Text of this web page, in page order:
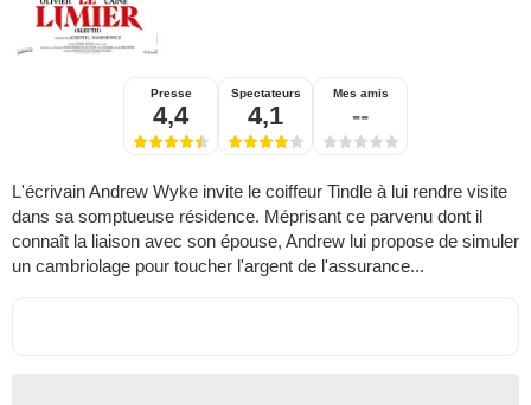
Presse
4,4
Spectateurs
4,1
Mes amis
--
L'écrivain Andrew Wyke invite le coiffeur Tindle à lui rendre visite
dans sa somptueuse résidence. Méprisant ce parvenu dont il
connaît la liaison avec son épouse, Andrew lui propose de simuler
un cambriolage pour toucher l'argent de l'assurance...